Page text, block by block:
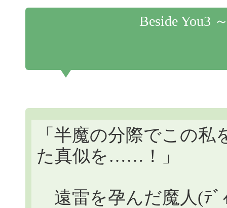
Beside You3
「半魔の分際でこ
た真似を……！」
遠雷を孕んだ魔人(ﾃﾞ